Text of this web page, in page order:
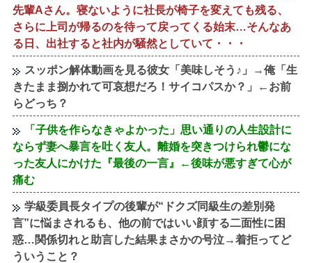
先輩Aさん。寝ないように社長が椅子を変えても残る、
さらに上司が帰るのを待って戻ってくる始末…そんなあ
る日、出社すると社内が騒然としていて・・・
スッポン解体動画を見る彼女「美味しそう♪」→俺「生
きたまま捌かれて可哀想だろ！サイコパスか？」←お前
らどっち？
「子供を作らなきゃよかった」思い通りの人生設計に
ならず妻へ暴言を吐く友人。離婚を突きつけられ鬱にな
った友人にかけた『最後の一言』←後味が悪すぎて心が
痛む
学級委員長タイプの後輩が“ドクズ同級生の差別発
言”に悩まされるも、他の前ではいい顔する二面性に困
惑…関係切れと助言した結果まさかの号泣→着拒ってど
ういうこと？